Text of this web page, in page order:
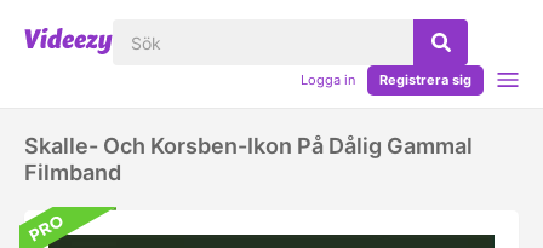
Logga in Registrera sig
Skalle- Och Korsben-Ikon På Dålig Gammal
Filmband